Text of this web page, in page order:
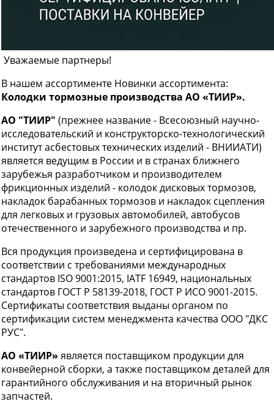
Уважаемые партнеры!
В нашем ассортименте Новинки ассортимента:
Колодки тормозные производства АО «ТИИР».
АО "ТИИР" (прежнее название - Всесоюзный научно-
исследовательский и конструкторско-технологический
институт асбестовых технических изделий - ВНИИАТИ)
является ведущим в России и в странах ближнего
зарубежья разработчиком и производителем
фрикционных изделий - колодок дисковых тормозов,
накладок барабанных тормозов и накладок сцепления
для легковых и грузовых автомобилей, автобусов
отечественного и зарубежного производства и пр.
Вся продукция произведена и сертифицирована в
соответствии с требованиями международных
стандартов ISO 9001:2015, IATF 16949, национальных
стандартов ГОСТ Р 58139-2018, ГОСТ Р ИСО 9001-2015.
Сертификаты соответствия выданы органом по
сертификации систем менеджмента качества ООО "ДКС
РУС".
АО «ТИИР» является поставщиком продукции для
конвейерной сборки, а также поставщиком деталей для
гарантийного обслуживания и на вторичный рынок
запчастей.